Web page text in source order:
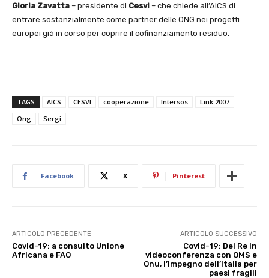
Gloria Zavatta – presidente di Cesvi – che chiede all’AICS di
entrare sostanzialmente come partner delle ONG nei progetti
europei già in corso per coprire il cofinanziamento residuo.
TAGS AICS CESVI cooperazione Intersos
Link 2007
Ong
Sergi
Facebook X Pinterest
ARTICOLO PRECEDENTE
Covid-19: a consulto Unione
Africana e FAO
ARTICOLO SUCCESSIVO
Covid-19: Del Re in
videoconferenza con OMS e
Onu, l’impegno dell’Italia per
paesi fragili